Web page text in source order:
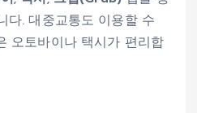
다. 대중교통도 이용할 수
오토바이나 택시가 편리합